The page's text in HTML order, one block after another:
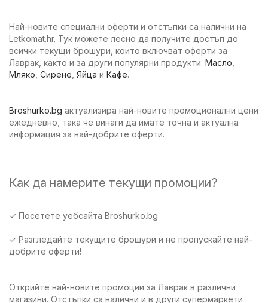
Най-новите специални оферти и отстъпки са налични на
Letkomat.hr. Тук можете лесно да получите достъп до
всички текущи брошури, които включват оферти за
Лаврак, както и за други популярни продукти: Масло
Мляко Сирене Яйца и Кафе.
Broshurko.bg актуализира най-новите промоционални цени
ежедневно, така че винаги да имате точна и актуална
информация за най-добрите оферти.
Как да намерите текущи промоции?
✓ Посетете уебсайта Broshurko.bg
✓ Разгледайте текущите брошури и не пропускайте най-
добрите оферти!
Открийте най-новите промоции за Лаврак в различни
магазини. Отстъпки са налични и в други супермаркети